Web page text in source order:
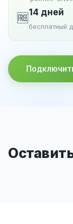
🆓14 дней
бесплатный